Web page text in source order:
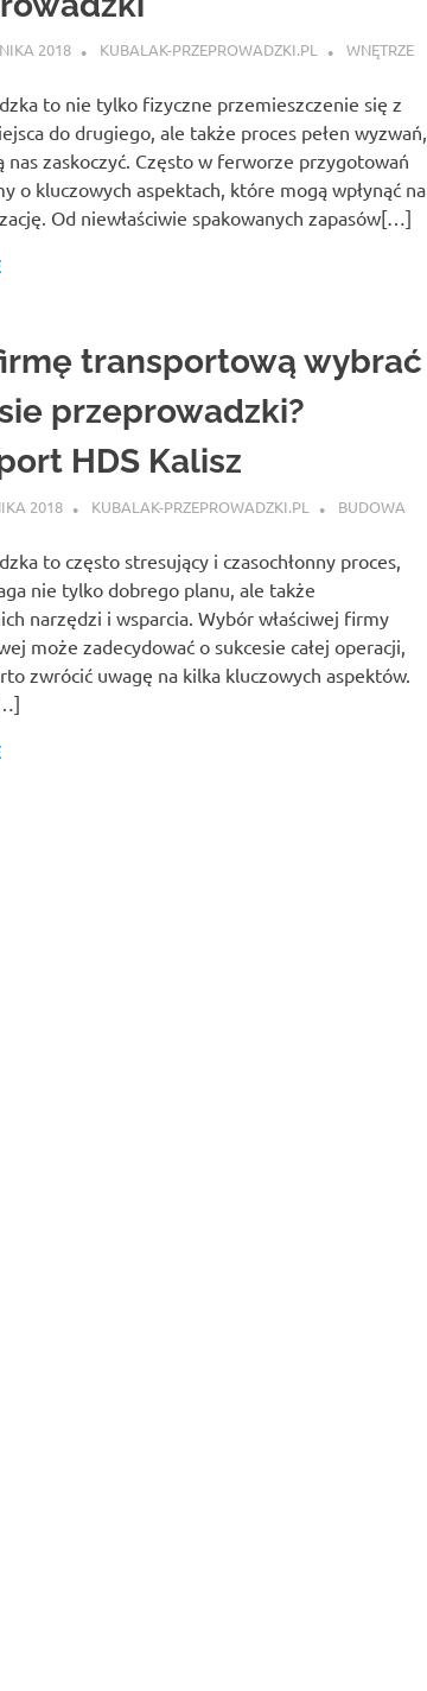
2018 KUBALAK-PRZEPROWADZKI.PL WNĘTRZE
to nie tylko fizyczne przemieszczenie się z
do drugiego, ale także proces pełen wyzwań,
nas zaskoczyć. Często w ferworze przygotowań
o kluczowych aspektach, które mogą wpłynąć na
Od niewłaściwie spakowanych zapasów[…]
transportową wybrać
przeprowadzki?
HDS Kalisz
2018 KUBALAK-PRZEPROWADZKI.PL BUDOWA
to często stresujący i czasochłonny proces,
nie tylko dobrego planu, ale także
narzędzi i wsparcia. Wybór właściwej firmy
może zadecydować o sukcesie całej operacji,
zwrócić uwagę na kilka kluczowych aspektów.